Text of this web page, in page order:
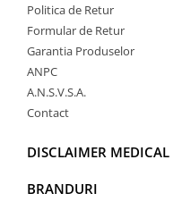
Politica de Retur
Formular de Retur
Garantia Produselor
ANPC
A.N.S.V.S.A.
Contact
DISCLAIMER MEDICAL
BRANDURI